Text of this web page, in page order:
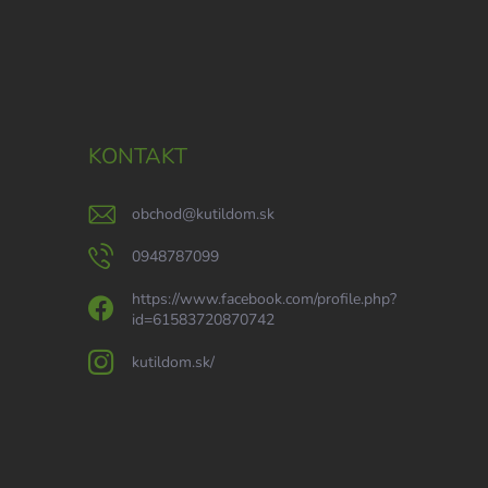
KONTAKT
obchod@kutildom.sk
0948787099
https://www.facebook.com/profile.php?
id=61583720870742
kutildom.sk/